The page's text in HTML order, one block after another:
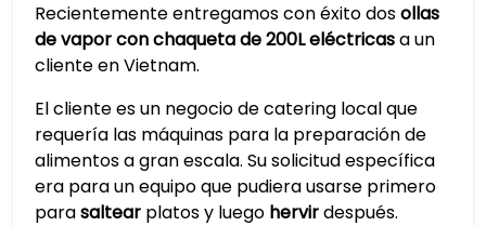
Recientemente entregamos con éxito dosollas
de vapor con chaqueta de 200L eléctricasa un
cliente en Vietnam.
El cliente es un negocio de catering local que
requería las máquinas para la preparación de
alimentos a gran escala. Su solicitud específica
era para un equipo que pudiera usarse primero
parasaltear platos y luego hervirdespués.